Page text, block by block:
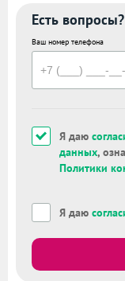
Есть вопросы?
Ваш номер телефона
Я даю
данных,
Политики
Я даю